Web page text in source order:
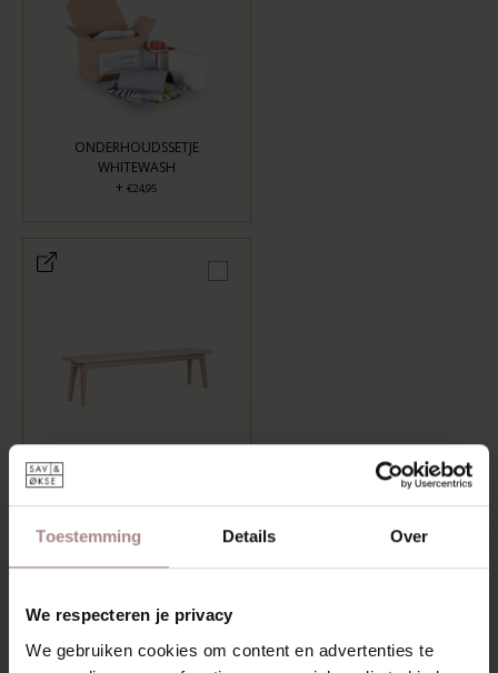
Toestemming Details Over
We respecteren je privacy
We gebruiken cookies om content en advertenties te
ONDERHOUDSSETJE
WHITEWASH
+ €24,95
TOEVOEGEN AAN WINKELWAGEN